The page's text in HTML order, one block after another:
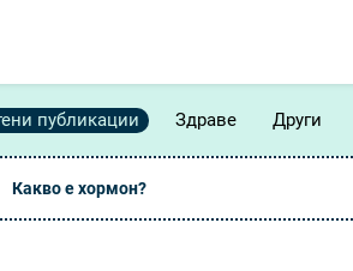
публикации Здраве Други
Какво е хормон?